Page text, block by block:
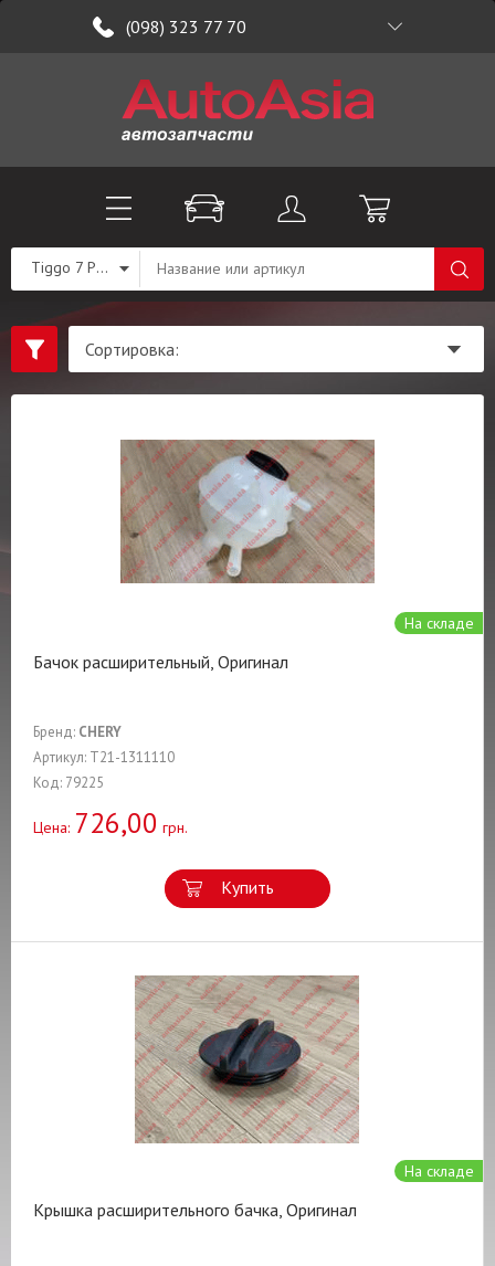
(098) 323 77 70
Tiggo 7 PRO
На складе
Бачок расширительный, Оригинал
Бренд: CHERY
Артикул: T21-1311110
Код: 79225
Цена: 726,00 грн.
Купить
На складе
Крышка расширительного бачка, Оригинал